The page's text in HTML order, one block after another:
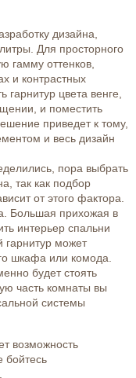
дизайна,
Для просторного
гамму оттенков,
и контрастных
цвета венге,
и поместить
приведет к тому,
и весь дизайн
пора выбрать
так как подбор
от этого фактора.
Большая прихожая в
интерьер спальни
гарнитур может
шкафа или комода.
будет стоять
часть комнаты вы
системы
возможность
бойтесь